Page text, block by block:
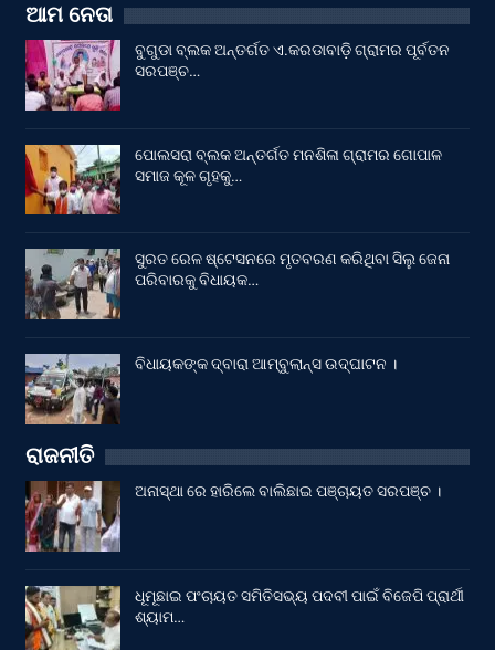
ଆମ ନେତା
ବୁଗୁଡା ବ୍ଲକ ଅନ୍ତର୍ଗତ ଏ.କରଡାବାଡ଼ି ଗ୍ରାମର ପୂର୍ବତନ
ସରପଞ୍ଚ…
ପୋଲସରା ବ୍ଲକ ଅନ୍ତର୍ଗତ ମନଶିଳା ଗ୍ରାମର ଗୋପାଳ
ସମାଜ କୂଳ ଗୃହକୁ…
ସୁରତ ରେଳ ଷ୍ଟେସନରେ ମୃତବରଣ କରିଥିବା ସିଲୁ ଜେନା
ପରିବାରକୁ ବିଧାୟକ…
ବିଧାୟକଙ୍କ ଦ୍ବାରା ଆମ୍ବୁଲାନ୍ସ ଉଦ୍‌ଘାଟନ ।
ରାଜନୀତି
ଅନାସ୍ଥା ରେ ହାରିଲେ ବାଲିଛାଇ ପଞ୍ଚାୟତ ସରପଞ୍ଚ ।
ଧୂମୂଛାଇ ପଂଚାୟତ ସମିତିସଭ୍ୟ ପଦବୀ ପାଇଁ ବିଜେପି ପ୍ରାର୍ଥୀ
ଶ୍ୟାମ…